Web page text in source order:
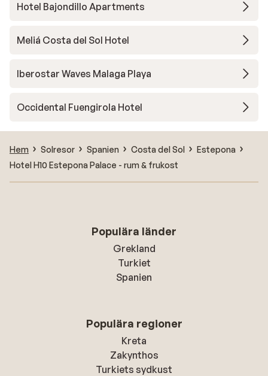
Hotel Bajondillo Apartments
Meliá Costa del Sol Hotel
Iberostar Waves Malaga Playa
Occidental Fuengirola Hotel
Hem Solresor Spanien Costa del Sol
Estepona
Hotel H10 Estepona Palace - rum & frukost
Populära länder
Grekland
Turkiet
Spanien
Populära regioner
Kreta
Zakynthos
Turkiets sydkust